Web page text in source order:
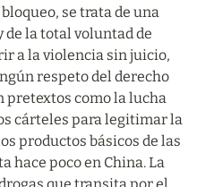
se trata de una
de la total voluntad de
a la violencia sin juicio,
respeto del derecho
como la lucha
cárteles para legitimar la
productos básicos de las
hace poco en China. La